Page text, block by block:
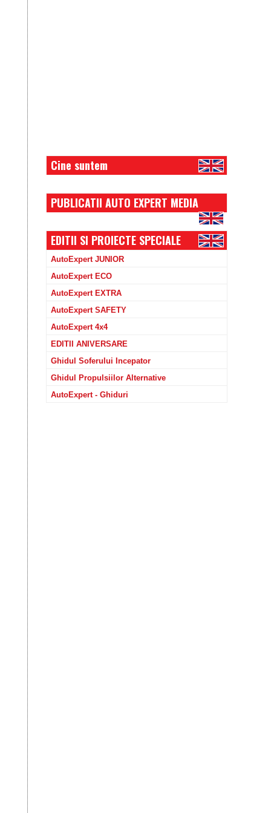
Cine suntem
PUBLICATII AUTO EXPERT MEDIA
EDITII SI PROIECTE SPECIALE
AutoExpert JUNIOR
AutoExpert ECO
AutoExpert EXTRA
AutoExpert SAFETY
AutoExpert 4x4
EDITII ANIVERSARE
Ghidul Soferului Incepator
Ghidul Propulsiilor Alternative
AutoExpert - Ghiduri